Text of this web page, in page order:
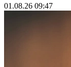
01.08.26 09:47